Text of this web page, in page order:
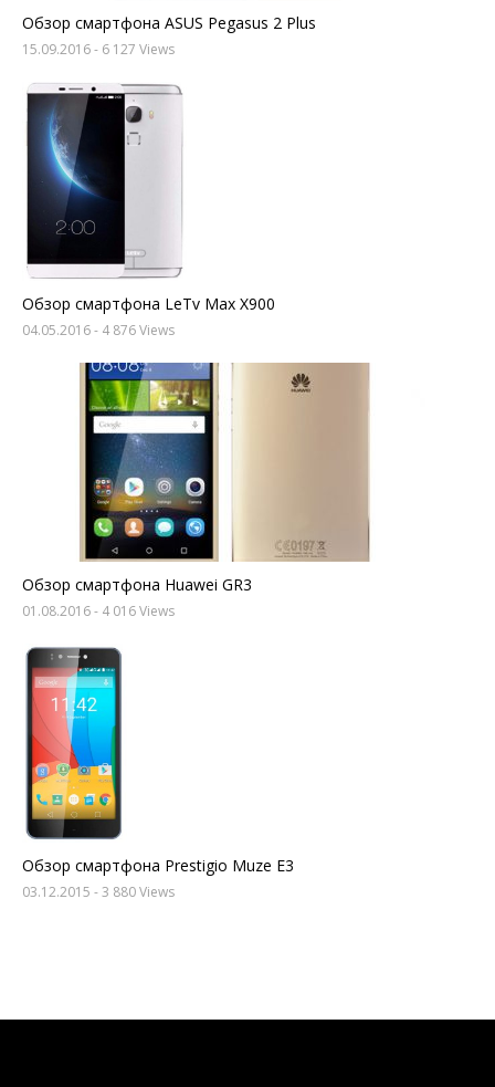
Обзор смартфона ASUS Pegasus 2 Plus
15.09.2016- 6 127 Views
Обзор смартфона LeTv Max X900
04.05.2016- 4 876 Views
Обзор смартфона Huawei GR3
01.08.2016- 4 016 Views
Обзор смартфона Prestigio Muze E3
03.12.2015 - 3 880 Views